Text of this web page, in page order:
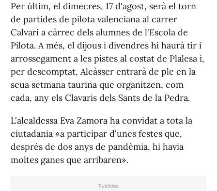
Per últim, el dimecres, 17 d'agost, serà el torn
de partides de pilota valenciana al carrer
Calvari a càrrec dels alumnes de l'Escola de
Pilota. A més, el dijous i divendres hi haurà tir i
arrossegament a les pistes al costat de Plalesa i,
per descomptat, Alcàsser entrarà de ple en la
seua setmana taurina que organitzen, com
cada, any els Clavaris dels Sants de la Pedra.
L'alcaldessa Eva Zamora ha convidat a tota la
ciutadania «a participar d'unes festes que,
després de dos anys de pandèmia, hi havia
moltes ganes que arribaren».